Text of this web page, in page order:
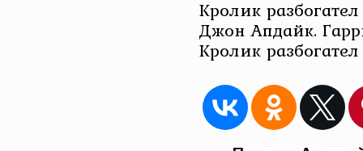
Джон Апдайк.
Кролик разбогател